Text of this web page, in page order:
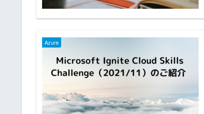
Azure